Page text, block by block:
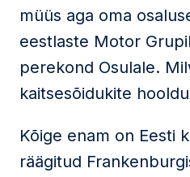
müüs aga oma
eestlaste Motor
perekond Osulale.
kaitsesõidukite
Kõige enam on Eesti
räägitud